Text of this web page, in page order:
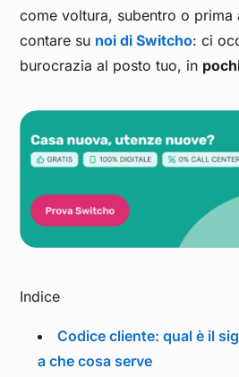
come voltura, subentro o prima
contare su noi di Switcho: ci
burocrazia al posto tuo, in
Indice
Codice cliente: qual è il
a che cosa serve